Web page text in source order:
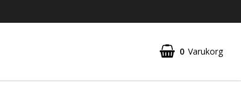
0 Varukorg